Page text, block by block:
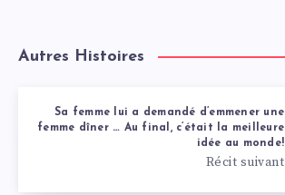
Autres Histoires
Sa femme lui a demandé d’emmener une
femme dîner … Au final, c’était la meilleure
idée au monde!
Récit suivant